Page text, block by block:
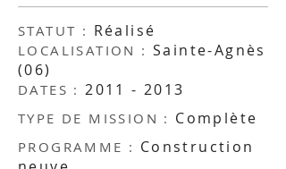
STATUT : Réalisé
LOCALISATION : Sainte-Agnès
(06)
DATES :2011 - 2013
TYPE DE MISSION : Complète
PROGRAMME : Construction